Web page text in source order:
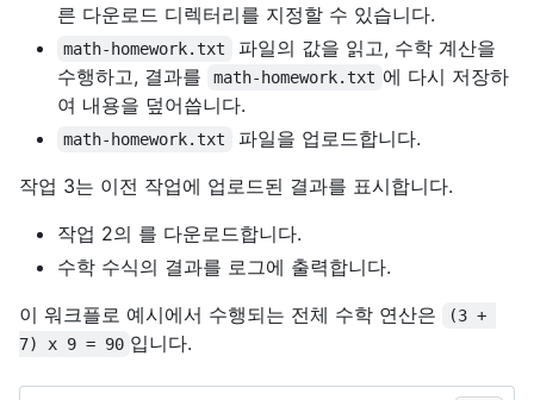
른 다운로드 디렉터리를 지정할 수 있습니다.
math-homework.txt
파일의 값을 읽고, 수학 계산을
수행하고, 결과를
math-homework.txt 에 다시 저장하
여 내용을 덮어씁니다.
math-homework.txt
파일을 업로드합니다.
작업 3는 이전 작업에 업로드된 결과를 표시합니다.
작업 2의 를 다운로드합니다.
수학 수식의 결과를 로그에 출력합니다.
이 워크플로 예시에서 수행되는 전체 수학 연산은
(3 +
7) x 9 = 90 입니다.